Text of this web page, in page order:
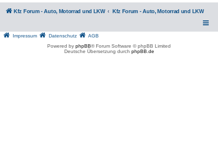
Kfz Forum - Auto, Motorrad und LKW Kfz Forum - Auto, Motorrad und LKW
Impressum Datenschutz
AGB
Powered by phpBB® Forum Software © phpBB Limited
Deutsche Übersetzung durch phpBB.de